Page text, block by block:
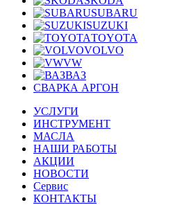
SUBARU
SUZUKI
TOYOTA
VOLVO
VW
ВАЗ
СВАРКА АРГОН
УСЛУГИ
ИНСТРУМЕНТ
МАСЛА
НАШИ РАБОТЫ
АКЦИИ
НОВОСТИ
Сервис
КОНТАКТЫ